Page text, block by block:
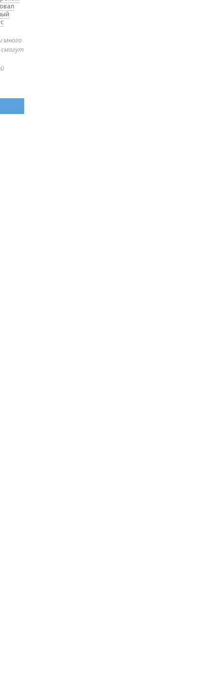
много
смогут